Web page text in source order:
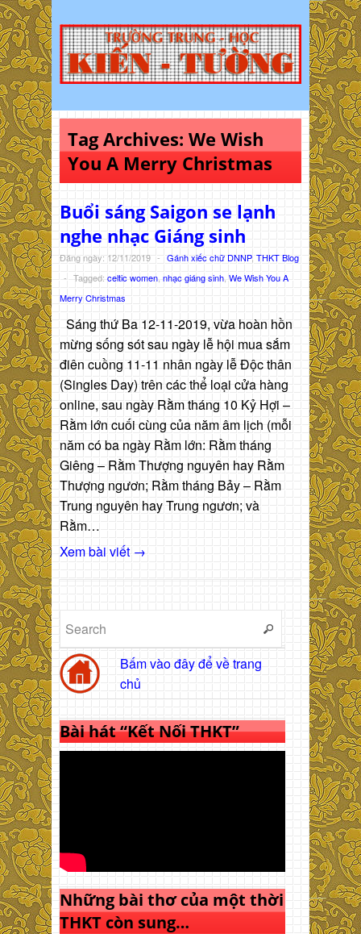
Tag Archives: We Wish
You A Merry Christmas
Buổi sáng Saigon se lạnh
nghe nhạc Giáng sinh
Đăng ngày: 12/11/2019 - Gánh xiếc chữ DNNP, THKT Blog
- Tagged: celtic women nhạc giáng sinh We Wish You A
Merry Christmas
Sáng thứ Ba 12-11-2019, vừa hoàn hồn
mừng sống sót sau ngày lễ hội mua sắm
điên cuồng 11-11 nhân ngày lễ Độc thân
(Singles Day) trên các thể loại cửa hàng
online, sau ngày Rằm tháng 10 Kỷ Hợi –
Rằm lớn cuối cùng của năm âm lịch (mỗi
năm có ba ngày Rằm lớn: Rằm tháng
Giêng – Rằm Thượng nguyên hay Rằm
Thượng ngươn; Rằm tháng Bảy – Rằm
Trung nguyên hay Trung ngươn; và
Rằm…
Xem bài viết →
Bấm vào đây để về trang
chủ
Bài hát “Kết Nối THKT”
Những bài thơ của một thời
THKT còn sung…